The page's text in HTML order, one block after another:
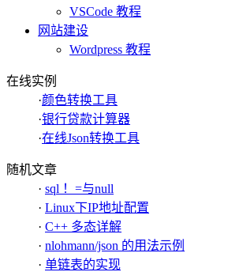
VSCode 教程
网站建设
Wordpress 教程
在线实例
·颜色转换工具
·银行贷款计算器
·在线Json转换工具
随机文章
· sql ！=与null
· Linux下IP地址配置
· C++ 多态详解
· nlohmann/json 的用法示例
· 单链表的实现